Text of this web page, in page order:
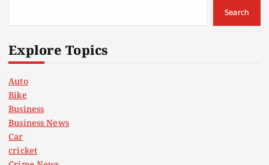
Search
Explore Topics
Auto
Bike
Business
Business News
Car
cricket